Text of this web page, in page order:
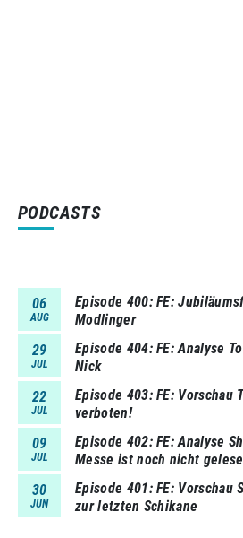
PODCASTS
06
AUG
Episode 400 FE:
Modlinger
29
JUL
Episode 404 FE: Analyse
Nick
22
JUL
Episode 403 FE: Vorschau
verboten!
09
JUL
Episode 402 FE: Analyse
Messe ist noch nicht
30
JUN
Episode 401 FE: Vorschau
zur letzten Schikane